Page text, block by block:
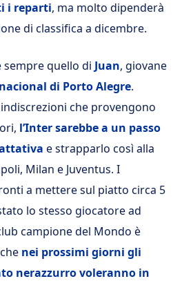
i reparti, ma molto dipenderà
di classifica a dicembre.
sempre quello di Juan, giovane
di Porto Alegre.
che provengono
l’Inter sarebbe a un passo
e strapparlo così alla
Milan e Juventus. I
a mettere sul piatto circa 5
lo stesso giocatore ad
campione del Mondo è
nei prossimi giorni gli
nerazzurro voleranno in